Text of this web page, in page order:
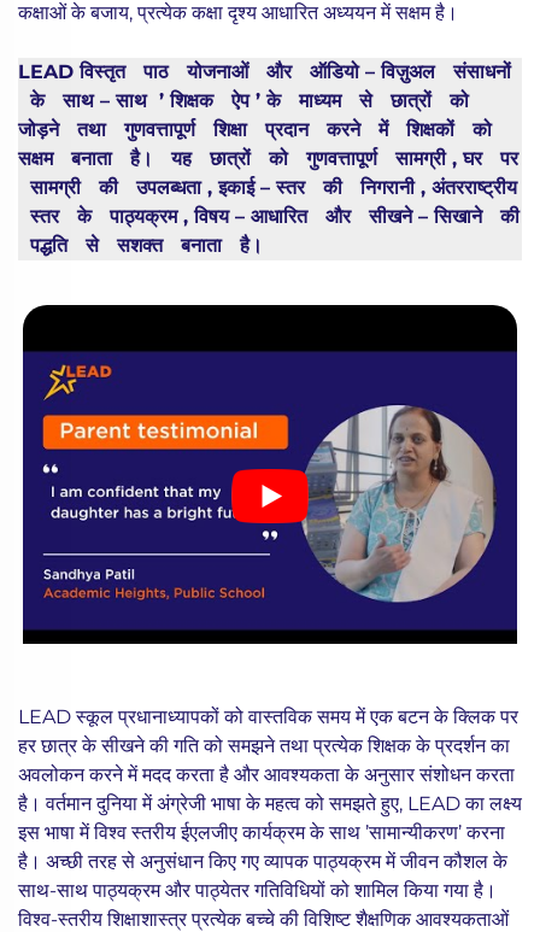
कक्षाओं के बजाय, प्रत्येक कक्षा दृश्य आधारित अध्ययन में सक्षम है।
LEAD विस्तृत पाठ योजनाओं और ऑडियो – विज़ुअल संसाधनों
के साथ – साथ ’ शिक्षक ऐप ’ के माध्यम से छात्रों को
जोड़ने तथा गुणवत्तापूर्ण शिक्षा प्रदान करने में शिक्षकों को
सक्षम बनाता है। यह छात्रों को गुणवत्तापूर्ण सामग्री , घर पर
सामग्री की उपलब्धता , इकाई – स्तर की निगरानी , अंतरराष्ट्रीय
स्तर के पाठ्यक्रम , विषय – आधारित और सीखने – सिखाने की
पद्धति से सशक्त बनाता है।
LEAD स्कूल प्रधानाध्यापकों को वास्तविक समय में एक बटन के क्लिक पर
हर छात्र के सीखने की गति को समझने तथा प्रत्येक शिक्षक के प्रदर्शन का
अवलोकन करने में मदद करता है और आवश्यकता के अनुसार संशोधन करता
है। वर्तमान दुनिया में अंग्रेजी भाषा के महत्व को समझते हुए, LEAD का लक्ष्य
इस भाषा में विश्व स्तरीय ईएलजीए कार्यक्रम के साथ ’सामान्यीकरण’ करना
है। अच्छी तरह से अनुसंधान किए गए व्यापक पाठ्यक्रम में जीवन कौशल के
साथ-साथ पाठ्यक्रम और पाठ्येतर गतिविधियों को शामिल किया गया है।
विश्व-स्तरीय शिक्षाशास्त्र प्रत्येक बच्चे की विशिष्ट शैक्षणिक आवश्यकताओं